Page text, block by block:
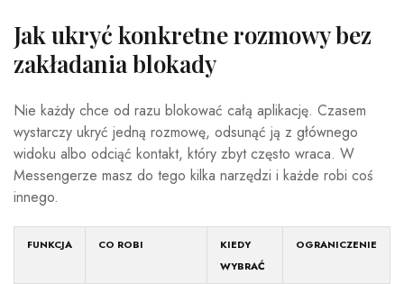
Jak ukryć konkretne rozmowy bez
zakładania blokady
Nie każdy chce od razu blokować całą aplikację. Czasem
wystarczy ukryć jedną rozmowę, odsunąć ją z głównego
widoku albo odciąć kontakt, który zbyt często wraca. W
Messengerze masz do tego kilka narzędzi i każde robi coś
innego.
FUNKCJA CO ROBI
KIEDY
WYBRAĆ
OGRANICZENIE